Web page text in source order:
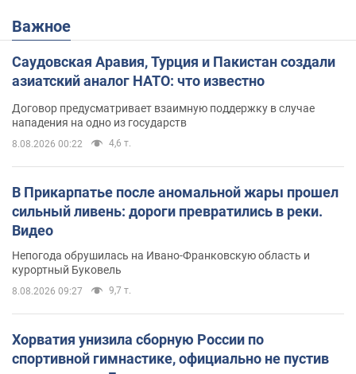
Важное
Саудовская Аравия, Турция и Пакистан создали
азиатский аналог НАТО: что известно
Договор предусматривает взаимную поддержку в случае
нападения на одно из государств
8.08.2026 00:22 4,6 т.
В Прикарпатье после аномальной жары прошел
сильный ливень: дороги превратились в реки.
Видео
Непогода обрушилась на Ивано-Франковскую область и
курортный Буковель
8.08.2026 09:27 9,7 т.
Хорватия унизила сборную России по
спортивной гимнастике, официально не пустив